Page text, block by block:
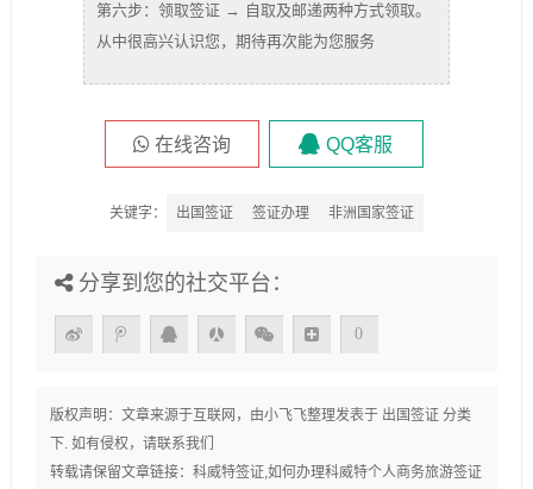
第六步：领取签证 → 自取及邮递两种方式领取。
从中很高兴认识您，期待再次能为您服务
在线咨询 QQ客服
关键字： 出国签证 签证办理 非洲国家签证
分享到您的社交平台：
0
版权声明：文章来源于互联网，由小飞飞整理发表于 出国签证 分类
下. 如有侵权，请联系我们
转载请保留文章链接： 科威特签证,如何办理科威特个人商务旅游签证